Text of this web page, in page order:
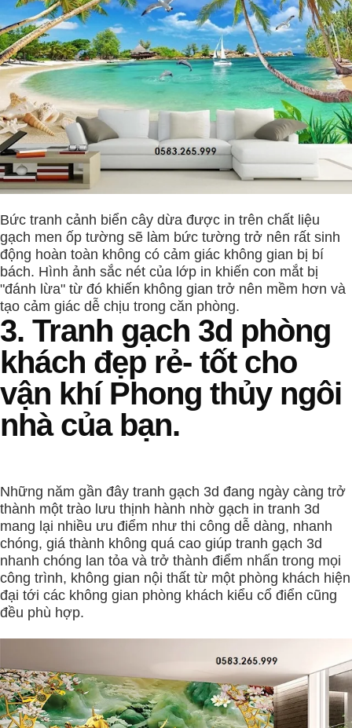
Bức tranh cảnh biển cây dừa được in trên chất liệu
gạch men ốp tường sẽ làm bức tường trở nên rất sinh
động hoàn toàn không có cảm giác không gian bị bí
bách. Hình ảnh sắc nét của lớp in khiến con mắt bị
"đánh lừa" từ đó khiến không gian trở nên mềm hơn và
tạo cảm giác dễ chịu trong căn phòng.
3. Tranh gạch 3d phòng
khách đẹp rẻ- tốt cho
vận khí Phong thủy ngôi
nhà của bạn.
Những năm gần đây tranh gạch 3d đang ngày càng trở
thành một trào lưu thịnh hành nhờ gạch in tranh 3d
mang lại nhiều ưu điểm như thi công dễ dàng, nhanh
chóng, giá thành không quá cao giúp tranh gạch 3d
nhanh chóng lan tỏa và trở thành điểm nhấn trong mọi
công trình, không gian nội thất từ một phòng khách hiện
đại tới các không gian phòng khách kiểu cổ điển cũng
đều phù hợp.